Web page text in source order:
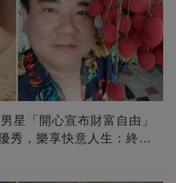
星「開心宣布財富自由」
秀，樂享快意人生：終于